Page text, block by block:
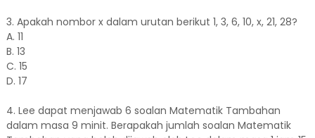
3. Apakah nombor x dalam urutan berikut 1, 3, 6, 10, x, 21, 28?
A. 11
B. 13
C. 15
D. 17
4. Lee dapat menjawab 6 soalan Matematik Tambahan
dalam masa 9 minit. Berapakah jumlah soalan Matematik